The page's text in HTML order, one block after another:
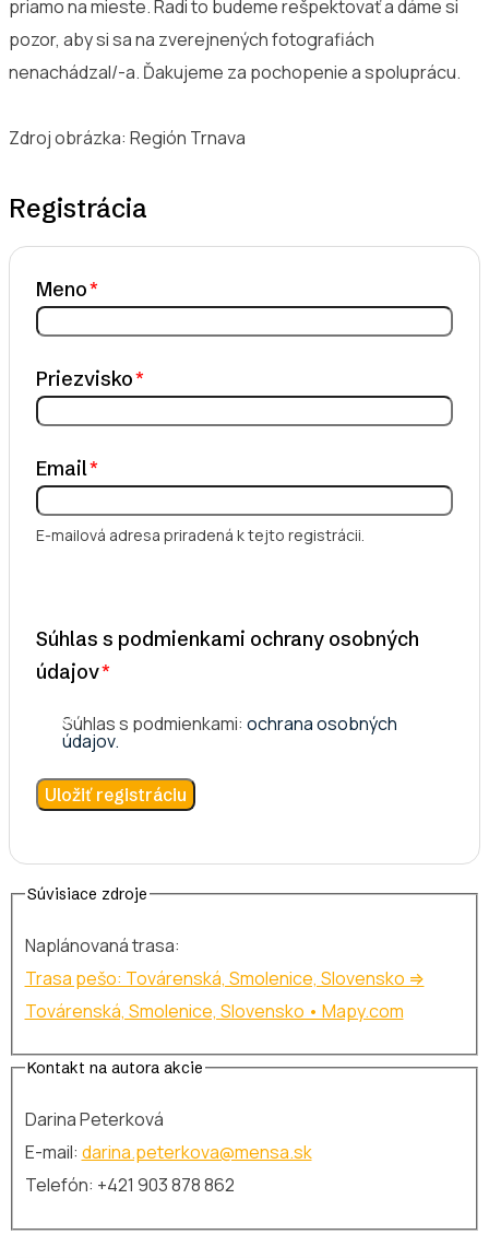
priamo na mieste. Radi to budeme rešpektovať a dáme si
pozor, aby si sa na zverejnených fotografiách
nenachádzal/-a. Ďakujeme za pochopenie a spoluprácu.
Zdroj obrázka: Región Trnava
Registrácia
Meno
Priezvisko
Email
E-mailová adresa priradená k tejto registrácii.
Súhlas s podmienkami ochrany osobných
údajov
Súhlas s podmienkami: ochrana osobných
údajov.
Súvisiace zdroje
Naplánovaná trasa:
Trasa pešo: Továrenská, Smolenice, Slovensko ⇒
Továrenská, Smolenice, Slovensko • Mapy.com
Kontakt na autora akcie
Darina Peterková
E-mail: darina.peterkova@mensa.sk
Telefón: +421 903 878 862